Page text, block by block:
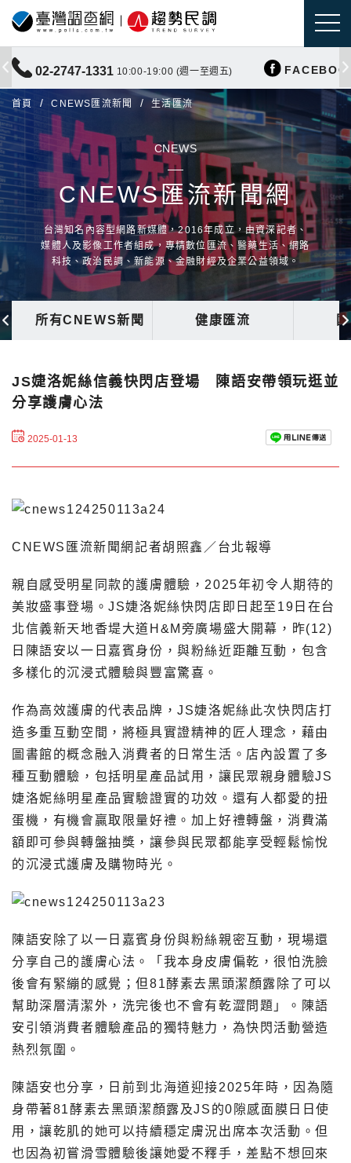
02-2747-1331 10:00-19:00 (週一至週五)
首頁 CNEWS匯流新聞 生活匯流
CNEWS
CNEWS匯流新聞網
台灣知名內容型網路新媒體，2016年成立，由資深記者、
媒體人及影像工作者組成，專精數位匯流、醫藥生活、網路
科技、政治民調、新能源、金融財經及企業公益領域。
所有CNEWS新聞 健康匯流
JS婕洛妮絲信義快閃店登場 陳語安帶領玩逛並
分享護膚心法
2025-01-13
CNEWS匯流新聞網記者胡照鑫／台北報導
親自感受明星同款的護膚體驗，2025年初令人期待的
美妝盛事登場。JS婕洛妮絲快閃店即日起至19日在台
北信義新天地香堤大道H&M旁廣場盛大開幕，昨(12)
日陳語安以一日嘉賓身份，與粉絲近距離互動，包含
多樣化的沉浸式體驗與豐富驚喜。
作為高效護膚的代表品牌，JS婕洛妮絲此次快閃店打
造多重互動空間，將極具實證精神的匠人理念，藉由
圖書館的概念融入消費者的日常生活。店內設置了多
種互動體驗，包括明星產品試用，讓民眾親身體驗JS
婕洛妮絲明星產品實驗證實的功效。還有人都愛的扭
蛋機，有機會贏取限量好禮。加上好禮轉盤，消費滿
額即可參與轉盤抽獎，讓參與民眾都能享受輕鬆愉悅
的沉浸式護膚及購物時光。
陳語安除了以一日嘉賓身份與粉絲親密互動，現場還
分享自己的護膚心法。「我本身皮膚偏乾，很怕洗臉
後會有緊繃的感覺；但81酵素去黑頭潔顏露除了可以
幫助深層清潔外，洗完後也不會有乾澀問題」。陳語
安引領消費者體驗產品的獨特魅力，為快閃活動營造
熱烈氛圍。
陳語安也分享，日前到北海道迎接2025年時，因為隨
身帶著81酵素去黑頭潔顏露及JS的0隙感面膜日日使
用，讓乾肌的她可以持續穩定膚況出席本次活動。但
也因為初嘗滑雪體驗後讓她愛不釋手，差點不想回來